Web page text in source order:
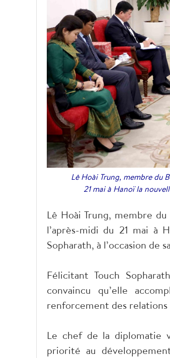
Lê Hoài Trung, membre du
21 mai à Hanoï la
Lê Hoài Trung, membre
l’après-midi du 21 mai à
Sopharath, à l’occasion de
Félicitant Touch
convaincu qu’elle
renforcement des relations
Le chef de la diplomatie
priorité au